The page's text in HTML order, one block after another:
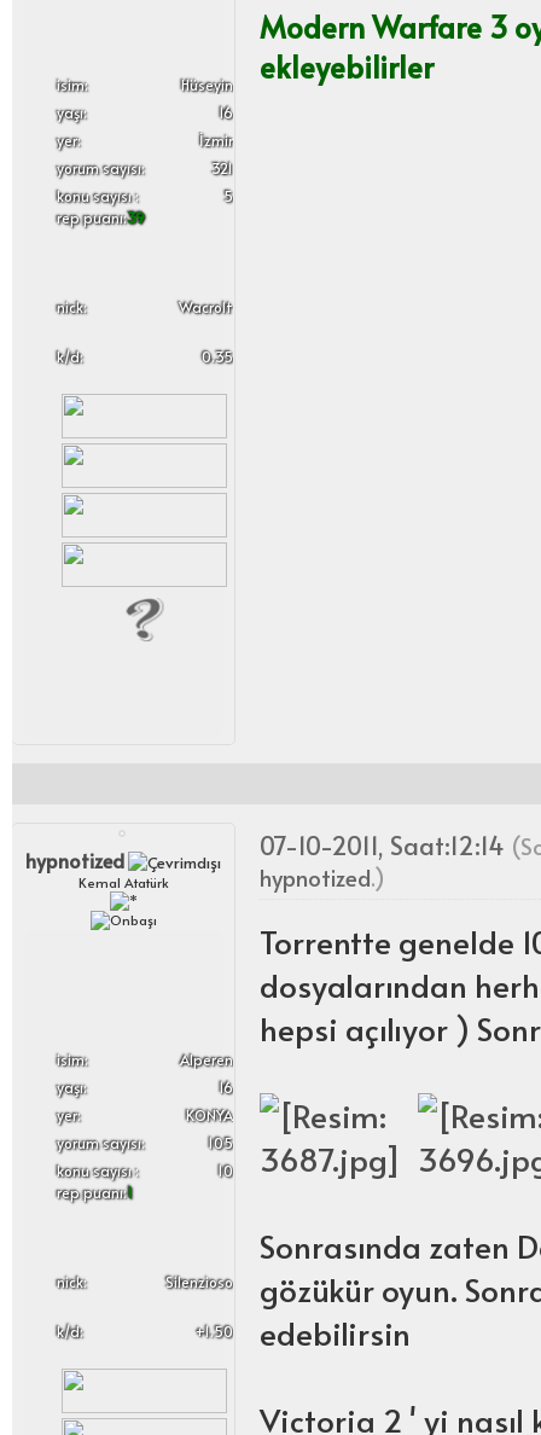
i̇sim:
Hüseyin
yaşı:
16
yer:
İzmir
yorum sayısı:
321
konu sayısı :
5
rep puanı:39
nick: Wacrolt
k/d: 0.35
Modern Warfare 3
ekleyebilirler
hypnotized
Kemal Atatürk
i̇sim:
Alperen
yaşı:
16
yer:
KONYA
yorum sayısı:
105
konu sayısı :
10
rep puanı:1
nick: Silenzioso
k/d: +1.50
07-10-2011, Saat:12:14
hypnotized.)
Torrentte genelde
dosyalarından
hepsi açılıyor )
Sonrasında zaten
gözükür oyun.
edebilirsin
Victoria 2 ' yi nasıl